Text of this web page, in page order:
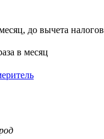
до вычета налогов
в месяц